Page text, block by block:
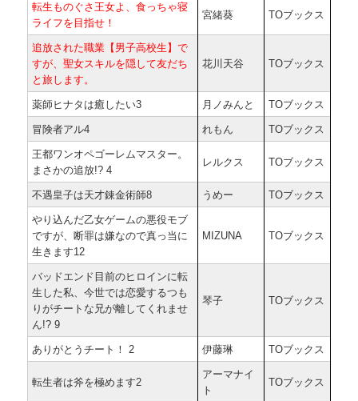
転生ものぐさ王女よ、食っちゃ寝
ライフを目指せ！
宮緒葵 TOブックス
追放された職業【男子高校生】で
すが、聖女スキルを隠して友だち
と旅します。
花川天谷 TOブックス
薬師ヒナタは癒したい3 月ノみんと TOブックス
冒険者アル4 れもん TOブックス
王都ワンオペゴーレムマスター。
まさかの追放!? 4
レルクス TOブックス
不遇皇子は天才錬金術師8 うめー TOブックス
やり込んだ乙女ゲームの悪役モブ
ですが、断罪は嫌なので真っ当に
生きます12
MIZUNA TOブックス
バッドエンド目前のヒロインに転
生した私、今世では恋愛するつも
りがチートな兄が離してくれませ
ん!? 9
琴子 TOブックス
ありがとうチート！ 2 伊藤琳 TOブックス
転生者は斧を極めます2
アーマナイ
ト
TOブックス